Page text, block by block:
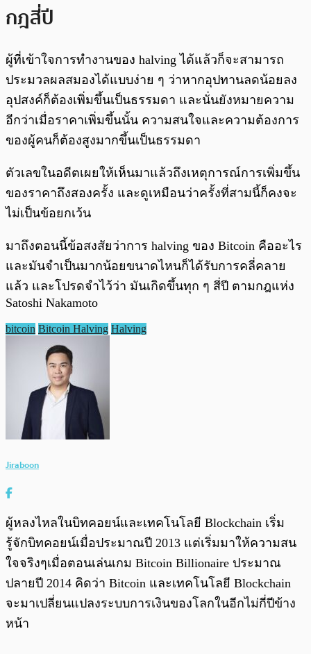
กฎสี่ปี
ผู้ที่เข้าใจการทำงานของ halving ได้แล้วก็จะสามารถ
ประมวลผลสมองได้แบบง่าย ๆ ว่าหากอุปทานลดน้อยลง
อุปสงค์ก็ต้องเพิ่มขึ้นเป็นธรรมดา และนั่นยังหมายความ
อีกว่าเมื่อราคาเพิ่มขึ้นนั้น ความสนใจและความต้องการ
ของผู้คนก็ต้องสูงมากขึ้นเป็นธรรมดา
ตัวเลขในอดีตเผยให้เห็นมาแล้วถึงเหตุการณ์การเพิ่มขึ้น
ของราคาถึงสองครั้ง และดูเหมือนว่าครั้งที่สามนี้ก็คงจะ
ไม่เป็นข้อยกเว้น
มาถึงตอนนี้ข้อสงสัยว่าการ halving ของ Bitcoin คืออะไร
และมันจำเป็นมากน้อยขนาดไหนก็ได้รับการคลี่คลาย
แล้ว และโปรดจำไว้ว่า มันเกิดขึ้นทุก ๆ สี่ปี ตามกฎแห่ง
Satoshi Nakamoto
bitcoin Bitcoin Halving Halving
Jiraboon
ผู้หลงไหลในบิทคอยน์และเทคโนโลยี Blockchain เริ่ม
รู้จักบิทคอยน์เมื่อประมาณปี 2013 แต่เริ่มมาให้ความสน
ใจจริงๆเมื่อตอนเล่นเกม Bitcoin Billionaire ประมาณ
ปลายปี 2014 คิดว่า Bitcoin และเทคโนโลยี Blockchain
จะมาเปลี่ยนแปลงระบบการเงินของโลกในอีกไม่กี่ปีข้าง
หน้า